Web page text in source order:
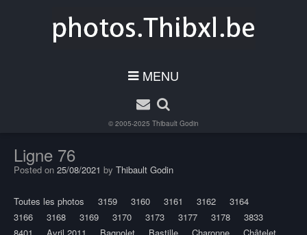
MENU
© 2005-2025 Thibault Godin
Ligne 76
Posted on 25/08/2021 by Thibault Godin
Toutes les photos 3159 3160 3161 3162
3164
3166
3168 3169 3170 3173 3177 3178
3833